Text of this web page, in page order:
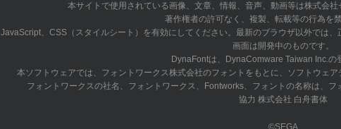
本サイトで使用されている画像、文章、情報、音声、動画等は株式会社
著作権者の許可なく、複製、転載等の行為を
JavaScript、CSS（スタイルシート）を有効にしてください。最新のブラウザ以外では
画面は開発中のものです。
DynaFontは、DynaComware Taiwan Inc.の
本ソフトウェアでは、フォントワークス株式会社のフォントをもとに、ソフトウェ
フォントワークスの社名、フォントワークス、Fontworks、フォントの名称は、フ
協力 株式会社 白舟書体
©SEGA